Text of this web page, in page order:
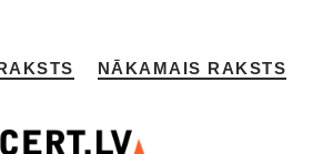
NĀKAMAIS RAKSTS